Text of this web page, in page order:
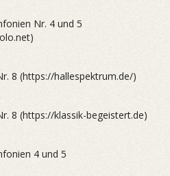
Nr. 4 und 5
8 (https://hallespektrum.de/)
8 (https://klassik-begeistert.de)
4 und 5